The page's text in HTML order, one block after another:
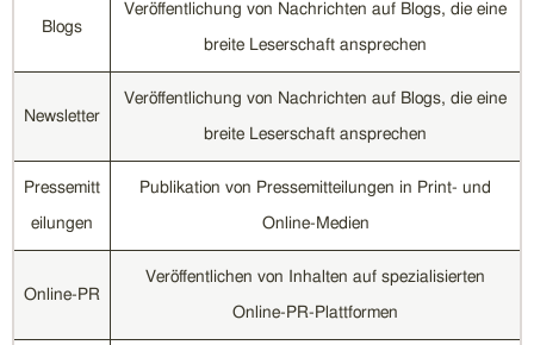
Blogs
Veröffentlichung von Nachrichten auf Blogs, die eine
breite Leserschaft ansprechen
Newsletter
Veröffentlichung von Nachrichten auf Blogs, die eine
breite Leserschaft ansprechen
Pressemitt
eilungen
Publikation von Pressemitteilungen in Print- und
Online-Medien
Online-PR
Veröffentlichen von Inhalten auf spezialisierten
Online-PR-Plattformen